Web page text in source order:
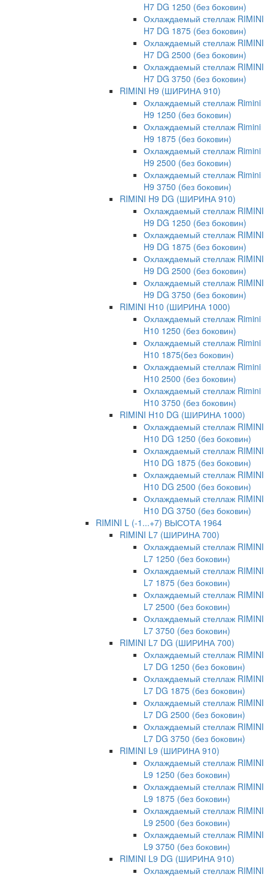
H7 DG 1250 (без боковин)
Охлаждаемый стеллаж RIMINI
H7 DG 1875 (без боковин)
Охлаждаемый стеллаж RIMINI
H7 DG 2500 (без боковин)
Охлаждаемый стеллаж RIMINI
H7 DG 3750 (без боковин)
RIMINI H9 (ШИРИНА 910)
Охлаждаемый стеллаж Rimini
H9 1250 (без боковин)
Охлаждаемый стеллаж Rimini
H9 1875 (без боковин)
Охлаждаемый стеллаж Rimini
H9 2500 (без боковин)
Охлаждаемый стеллаж Rimini
H9 3750 (без боковин)
RIMINI H9 DG (ШИРИНА 910)
Охлаждаемый стеллаж RIMINI
H9 DG 1250 (без боковин)
Охлаждаемый стеллаж RIMINI
H9 DG 1875 (без боковин)
Охлаждаемый стеллаж RIMINI
H9 DG 2500 (без боковин)
Охлаждаемый стеллаж RIMINI
H9 DG 3750 (без боковин)
RIMINI H10 (ШИРИНА 1000)
Охлаждаемый стеллаж Rimini
H10 1250 (без боковин)
Охлаждаемый стеллаж Rimini
H10 1875(без боковин)
Охлаждаемый стеллаж Rimini
H10 2500 (без боковин)
Охлаждаемый стеллаж Rimini
H10 3750 (без боковин)
RIMINI H10 DG (ШИРИНА 1000)
Охлаждаемый стеллаж RIMINI
H10 DG 1250 (без боковин)
Охлаждаемый стеллаж RIMINI
H10 DG 1875 (без боковин)
Охлаждаемый стеллаж RIMINI
H10 DG 2500 (без боковин)
Охлаждаемый стеллаж RIMINI
H10 DG 3750 (без боковин)
RIMINI L (-1...+7) ВЫСОТА 1964
RIMINI L7 (ШИРИНА 700)
Охлаждаемый стеллаж RIMINI
L7 1250 (без боковин)
Охлаждаемый стеллаж RIMINI
L7 1875 (без боковин)
Охлаждаемый стеллаж RIMINI
L7 2500 (без боковин)
Охлаждаемый стеллаж RIMINI
L7 3750 (без боковин)
RIMINI L7 DG (ШИРИНА 700)
Охлаждаемый стеллаж RIMINI
L7 DG 1250 (без боковин)
Охлаждаемый стеллаж RIMINI
L7 DG 1875 (без боковин)
Охлаждаемый стеллаж RIMINI
L7 DG 2500 (без боковин)
Охлаждаемый стеллаж RIMINI
L7 DG 3750 (без боковин)
RIMINI L9 (ШИРИНА 910)
Охлаждаемый стеллаж RIMINI
L9 1250 (без боковин)
Охлаждаемый стеллаж RIMINI
L9 1875 (без боковин)
Охлаждаемый стеллаж RIMINI
L9 2500 (без боковин)
Охлаждаемый стеллаж RIMINI
L9 3750 (без боковин)
RIMINI L9 DG (ШИРИНА 910)
Охлаждаемый стеллаж RIMINI